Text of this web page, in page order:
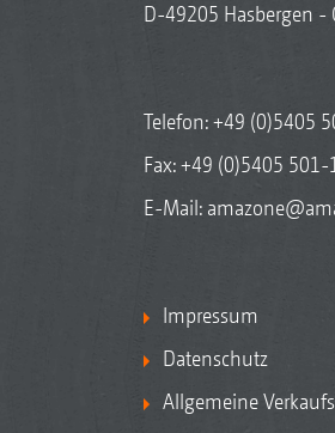
D-49205 Hasbergen -
Telefon:+49 (0)5405
Fax: +49 (0)5405 501-
E-Mail:
Impressum
Datenschutz
Allgemeine